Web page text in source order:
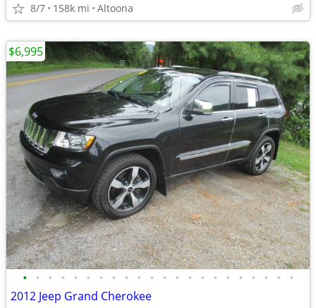
8/7 158k mi Altoona
• • • • • • • • • • • • • • • • • • • • • •
2012 Jeep Grand Cherokee
$6,995